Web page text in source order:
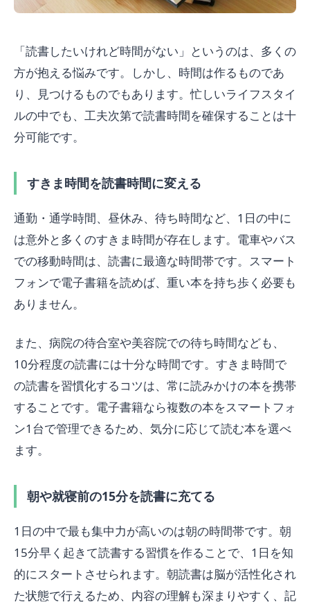
「読書したいけれど時間がない」というのは、多くの
方が抱える悩みです。しかし、時間は作るものであ
り、見つけるものでもあります。忙しいライフスタイ
ルの中でも、工夫次第で読書時間を確保することは十
分可能です。
すきま時間を読書時間に変える
通勤・通学時間、昼休み、待ち時間など、1日の中に
は意外と多くのすきま時間が存在します。電車やバス
での移動時間は、読書に最適な時間帯です。スマート
フォンで電子書籍を読めば、重い本を持ち歩く必要も
ありません。
また、病院の待合室や美容院での待ち時間なども、
10分程度の読書には十分な時間です。すきま時間で
の読書を習慣化するコツは、常に読みかけの本を携帯
することです。電子書籍なら複数の本をスマートフォ
ン1台で管理できるため、気分に応じて読む本を選べ
ます。
朝や就寝前の15分を読書に充てる
1日の中で最も集中力が高いのは朝の時間帯です。朝
15分早く起きて読書する習慣を作ることで、1日を知
的にスタートさせられます。朝読書は脳が活性化され
た状態で行えるため、内容の理解も深まりやすく、記